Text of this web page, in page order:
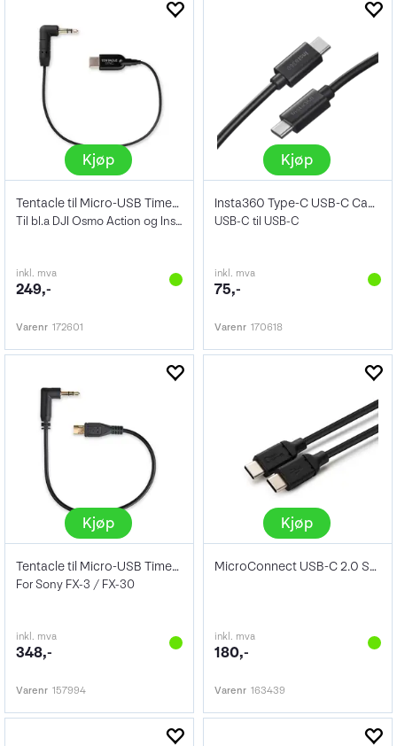
Kjøp
Tentacle til Micro-USB Timecode Cable
Til bl.a DJI Osmo Action og Insta360 X5
inkl. mva
249,-
Varenr 172601
Kjøp
Insta360 Type-C USB-C Cable
USB-C til USB-C
inkl. mva
75,-
Varenr 170618
Kjøp
Tentacle til Micro-USB Timecode Cable
For Sony FX-3 / FX-30
inkl. mva
348,-
Varenr 157994
Kjøp
MicroConnect USB-C 2.0 Sort 2m
inkl. mva
180,-
Varenr 163439